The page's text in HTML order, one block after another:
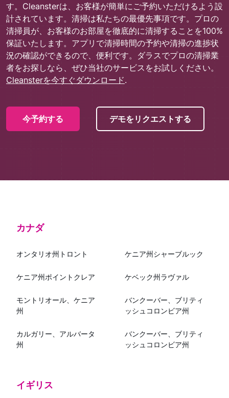
す。Cleansterは、お客様が簡単にご予約いただけるよう設
計されています。清掃は私たちの最優先事項です。プロの
清掃員が、お客様のお部屋を徹底的に清掃することを100%
保証いたします。アプリで清掃時間の予約や清掃の進捗状
況の確認ができるので、便利です。ダラスでプロの清掃業
者をお探しなら、ぜひ当社のサービスをお試しください。
Cleansterを今すぐダウンロード.
今予約する デモをリクエストする
カナダ
オンタリオ州トロント ケニア州シャーブルック
ケニア州ポイントクレア ケベック州ラヴァル
モントリオール、ケニア
州
バンクーバー、ブリティ
ッシュコロンビア州
カルガリー、アルバータ
州
バンクーバー、ブリティ
ッシュコロンビア州
イギリス